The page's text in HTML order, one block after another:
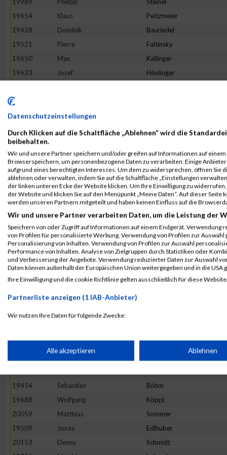
19654
Klaus Peitzmeier
19428
Dominik Bauriedel
19521
Pierre Faltinsky
19650
Max Kallinger
19623
Josef Hönlinger
19513
19660
Adrian
19467
Oliver Brutschy
19479
19794
Dino Morelli
19526
Michael Fink
19544
Klaus Gasteiger
20084
Marco Zielske
19642
Michael Jaumann
19868
Dirk Riedel
19857
Oliver-Kersten Raab
19626
Roland Hösl
19463
Christoph Breitner
19621
Volker
19581
Uwe
20138
Florian Nöther
Christian
19454
Sebastian Böhm
19688
Wolfgang Köppl
20059
Matthias Sommer
19509
Jonas Edlhuber
20153
Denny Schmidt
Datenschutzeinstellungen
Durch Klicken auf die Schaltfläche „Ablehnen“ wird die
beibehalten.
Wir und unsere Partner speichern und/oder greifen auf Informationen auf einem
Browserspeichern, um personenbezogene Daten zu verarbeiten. Einige
aufgrund eines berechtigten Interesses. Um dem zu widersprechen, öffnen Sie
ablehnen oder verwalten, indem Sie auf die Schaltfläche „Einstellungen
der linken unteren Ecke der Website klicken. Um Ihre Einwilligung zu
der Website und klicken Sie auf den Menüpunkt „Meine Daten“. Auf dieser
werden unseren Partnern mitgeteilt und haben keinen Einfluss auf die
Wir und unsere Partner verarbeiten Daten, um die Leistung der
Speichern von oder Zugriff auf Informationen auf einem Endgerät. Verwendung
von Profilen für personalisierte Werbung. Verwendung von Profilen zur
Personalisierung von Inhalten. Verwendung von Profilen zur Auswahl
Performance von Inhalten. Analyse von Zielgruppen durch Statistiken oder
und Verbesserung der Angebote. Verwendung reduzierter Daten zur Auswahl
Daten können außerhalb der Europäischen Union weitergegeben und in die USA
Ihre Einwilligung und die cookie Richtlinie gelten ausschließlich für diese
Partnerliste anzeigen (1 IAB-Anbieter)
Wir nutzen Ihre Daten für folgende Zwecke:
Speichern von oder Zugriff auf Informationen auf einem
Erstellung von Profilen für personalisierte Werbung
Verwendung von Profilen zur Auswahl personalisierter Werbung
Alle akzeptieren Ablehnen